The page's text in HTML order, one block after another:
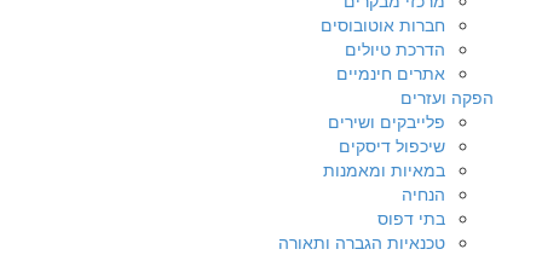
חברות אוטובוסים
הדרכת טיולים
אתרים חינמיים
הפקה ועזרים
פלייבקים ושירים
שיכפול דיסקים
במאיות ומאמנות
הנחיה
בתי דפוס
טכנאיות הגברה ותאורה